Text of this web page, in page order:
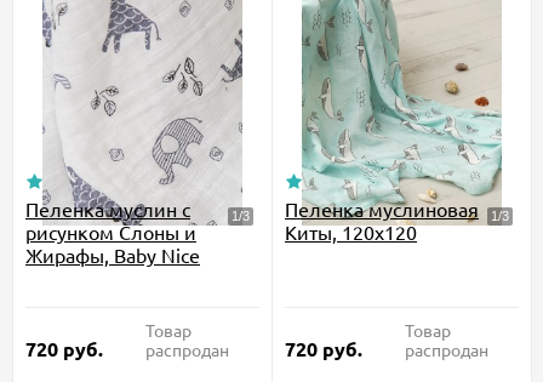
Пеленка муслин с
рисунком Слоны и
Жирафы, Baby Nice
720 руб.
Товар
распродан
Пеленка муслиновая
Киты, 120x120
720 руб.
Товар
распродан